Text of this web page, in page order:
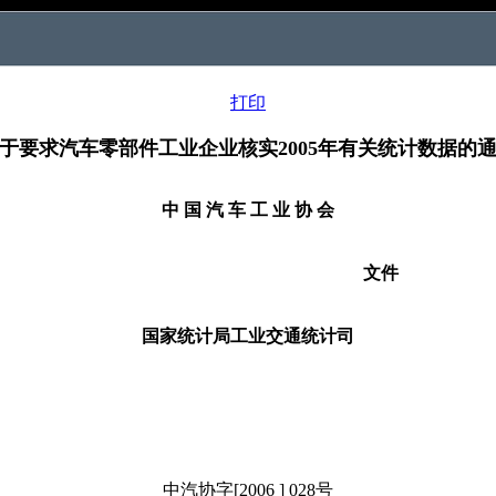
打印
要求汽车零部件工业企业核实2005年有关统计数据的
中 国 汽 车 工 业 协 会
文件
国家统计局工业交通统计司
中汽协字[2006 ] 028号